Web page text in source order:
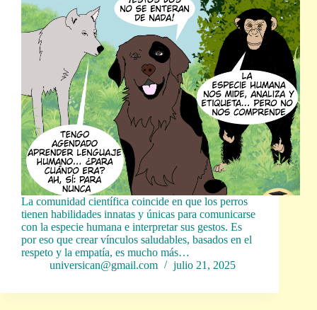
La comunidad científica coincide en que los perros
tienen habilidades innatas y únicas para comunicarse
con la especie humana e interpretar sus gestos. Es
por eso que crear vínculos saludables, basados en el
respeto y la empatía, es mucho más…
universican@gmail.com
julio 21, 2025